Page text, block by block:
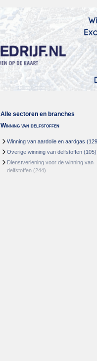
Alle sectoren en branches
Winning van delfstoffen
Winning van aardolie en aardgas
Overige winning van delfstoffen (105)
Dienstverlening voor de winning van
delfstoffen (244)